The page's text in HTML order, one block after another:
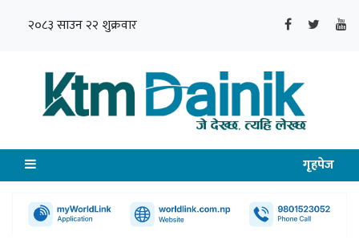
२०८३ साउन २२ शुक्रवार
गृहपेज